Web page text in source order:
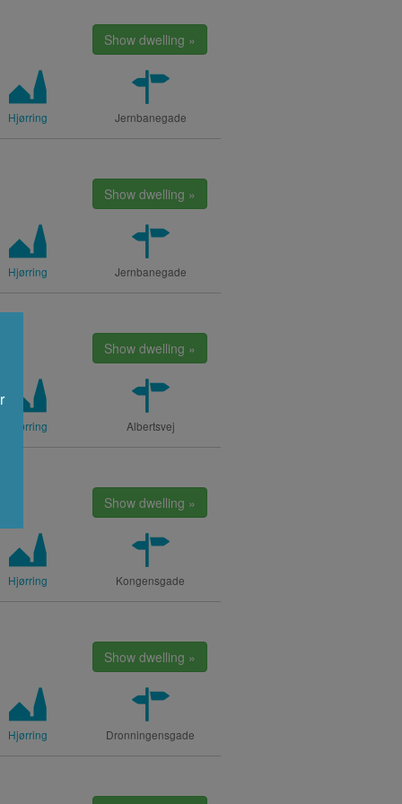
Show dwelling »
Hjørring Jernbanegade
Show dwelling »
Hjørring Jernbanegade
Show dwelling »
Hjørring Albertsvej
Show dwelling »
Hjørring Kongensgade
Show dwelling »
Hjørring Dronningensgade